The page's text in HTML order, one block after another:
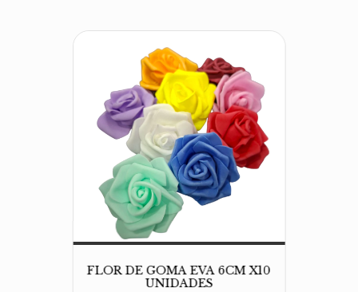
FLOR DE GOMA EVA 6CM X10
UNIDADES